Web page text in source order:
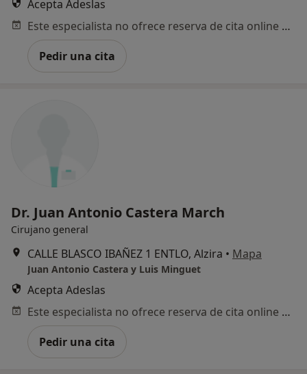
Acepta Adeslas
Este especialista no ofrece reserva de cita online en esta dirección.
Pedir una cita
Dr. Juan Antonio Castera March
Cirujano general
CALLE BLASCO IBAÑEZ 1 ENTLO, Alzira • Mapa
Juan Antonio Castera y Luis Minguet
Acepta Adeslas
Este especialista no ofrece reserva de cita online en esta dirección.
Pedir una cita